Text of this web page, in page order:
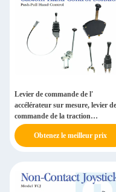
Levier de commande de l'
accélérateur sur mesure, levier de
commande de la traction
industrielle pour le mélangeur de
camionsObtenez le meilleur prix